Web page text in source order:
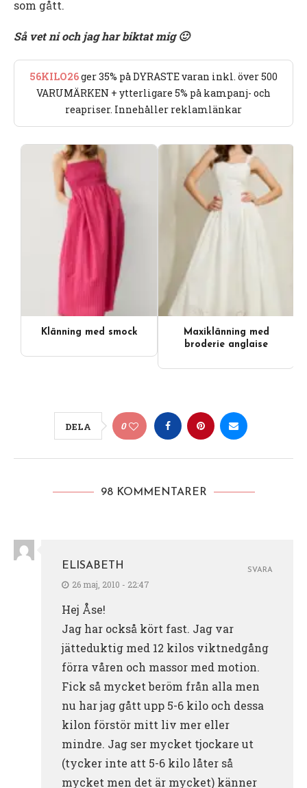
som gått.
Så vet ni och jag har biktat mig 🙂
56KILO26ger 35% på DYRASTE varan inkl. över 500
VARUMÄRKEN + ytterligare 5% på kampanj- och
reapriser. Innehåller reklamlänkar
Videoinnehåll
Klänning med smock
Maxiklänning med
broderie anglaise
DELA 0
98 KOMMENTARER
ELISABETH
26 maj, 2010 - 22:47
Hej Åse!
Jag har också kört fast. Jag var
jätteduktig med 12 kilos viktnedgång
förra våren och massor med motion.
Fick så mycket beröm från alla men
nu har jag gått upp 5-6 kilo och dessa
kilon förstör mitt liv mer eller
mindre. Jag ser mycket tjockare ut
(tycker inte att 5-6 kilo låter så
mycket men det är mycket) känner
SVARA